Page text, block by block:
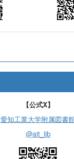
【公式X】
愛知工業大学附属図書
@ait_lib